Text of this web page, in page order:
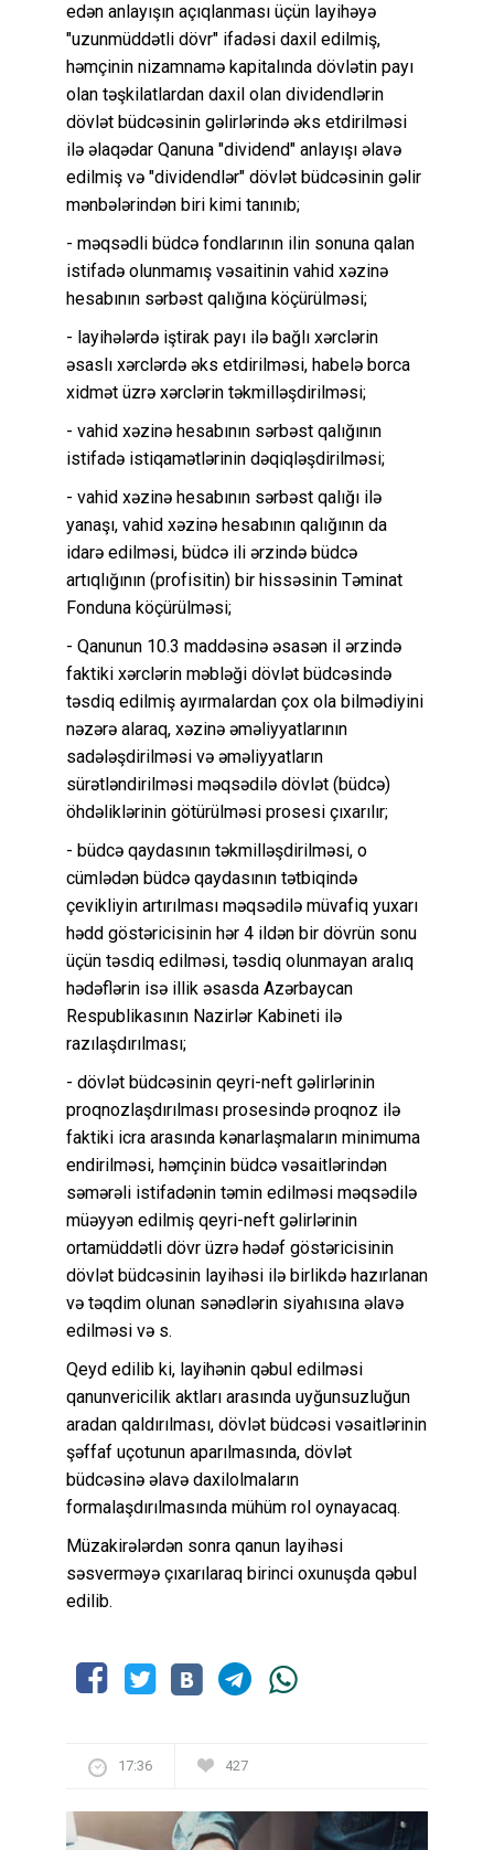
edən anlayışın açıqlanması üçün layihəyə
"uzunmüddətli dövr" ifadəsi daxil edilmiş,
həmçinin nizamnamə kapitalında dövlətin payı
olan təşkilatlardan daxil olan dividendlərin
dövlət büdcəsinin gəlirlərində əks etdirilməsi
ilə əlaqədar Qanuna "dividend" anlayışı əlavə
edilmiş və "dividendlər" dövlət büdcəsinin gəlir
mənbələrindən biri kimi tanınıb;
- məqsədli büdcə fondlarının ilin sonuna qalan
istifadə olunmamış vəsaitinin vahid xəzinə
hesabının sərbəst qalığına köçürülməsi;
- layihələrdə iştirak payı ilə bağlı xərclərin
əsaslı xərclərdə əks etdirilməsi, habelə borca
xidmət üzrə xərclərin təkmilləşdirilməsi;
- vahid xəzinə hesabının sərbəst qalığının
istifadə istiqamətlərinin dəqiqləşdirilməsi;
- vahid xəzinə hesabının sərbəst qalığı ilə
yanaşı, vahid xəzinə hesabının qalığının da
idarə edilməsi, büdcə ili ərzində büdcə
artıqlığının (profisitin) bir hissəsinin Təminat
Fonduna köçürülməsi;
- Qanunun 10.3 maddəsinə əsasən il ərzində
faktiki xərclərin məbləği dövlət büdcəsində
təsdiq edilmiş ayırmalardan çox ola bilmədiyini
nəzərə alaraq, xəzinə əməliyyatlarının
sadələşdirilməsi və əməliyyatların
sürətləndirilməsi məqsədilə dövlət (büdcə)
öhdəliklərinin götürülməsi prosesi çıxarılır;
- büdcə qaydasının təkmilləşdirilməsi, o
cümlədən büdcə qaydasının tətbiqində
çevikliyin artırılması məqsədilə müvafiq yuxarı
hədd göstəricisinin hər 4 ildən bir dövrün sonu
üçün təsdiq edilməsi, təsdiq olunmayan aralıq
hədəflərin isə illik əsasda Azərbaycan
Respublikasının Nazirlər Kabineti ilə
razılaşdırılması;
- dövlət büdcəsinin qeyri-neft gəlirlərinin
proqnozlaşdırılması prosesində proqnoz ilə
faktiki icra arasında kənarlaşmaların minimuma
endirilməsi, həmçinin büdcə vəsaitlərindən
səmərəli istifadənin təmin edilməsi məqsədilə
müəyyən edilmiş qeyri-neft gəlirlərinin
ortamüddətli dövr üzrə hədəf göstəricisinin
dövlət büdcəsinin layihəsi ilə birlikdə hazırlanan
və təqdim olunan sənədlərin siyahısına əlavə
edilməsi və s.
Qeyd edilib ki, layihənin qəbul edilməsi
qanunvericilik aktları arasında uyğunsuzluğun
aradan qaldırılması, dövlət büdcəsi vəsaitlərinin
şəffaf uçotunun aparılmasında, dövlət
büdcəsinə əlavə daxilolmaların
formalaşdırılmasında mühüm rol oynayacaq.
Müzakirələrdən sonra qanun layihəsi
səsverməyə çıxarılaraq birinci oxunuşda qəbul
edilib.
17:36 427